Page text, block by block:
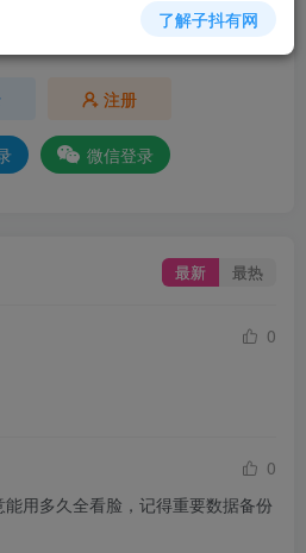
注册
微信登录
最新 最热
0
0
用多久全看脸，记得重要数据备份
了解子抖有网